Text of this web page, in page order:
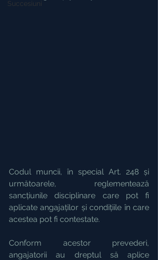
Succesiuni
Codul muncii, în special Art. 248 și
următoarele, reglementează
sancțiunile disciplinare care pot fi
aplicate angajaților și condițiile în care
acestea pot fi contestate.
Conform acestor prevederi,
angajatorii au dreptul să aplice